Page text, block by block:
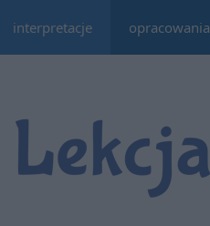
interpretacje opracowania